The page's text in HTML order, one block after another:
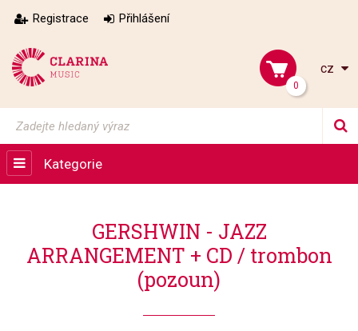
Registrace Přihlášení
0
cz
Kategorie
GERSHWIN - JAZZ
ARRANGEMENT + CD / trombon
(pozoun)